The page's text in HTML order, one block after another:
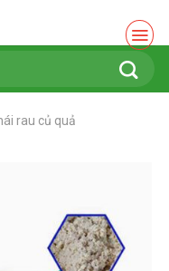
rau củ quả